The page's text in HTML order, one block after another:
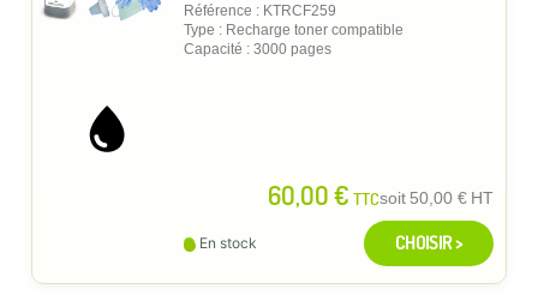
Référence : KTRCF259
Type : Recharge toner compatible
Capacité : 3000 pages
60,00 € TTCsoit 50,00 € HT
En stock CHOISIR >